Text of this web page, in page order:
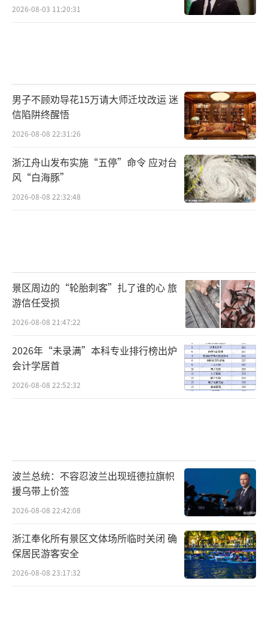
2026-08-03 11:20:31
男子不顾劝导花15万请大师迁坟改运 迷
信陷阱终醒悟
2026-08-08 22:31:26
浙江舟山发布实施“五停”命令 应对台
风“白海豚”
2026-08-08 22:32:48
景区周边的“轮胎刺客”扎了谁的心 旅
游信任受损
2026-08-08 21:47:22
2026年“未录满”本科专业排行榜出炉
会计学居首
2026-08-08 22:52:32
波兰总统：不容忍波兰出现班德拉旗帜
援乌带上价签
2026-08-08 22:42:08
浙江奉化所有景区文体场所临时关闭 确
保居民游客安全
2026-08-08 23:17:32